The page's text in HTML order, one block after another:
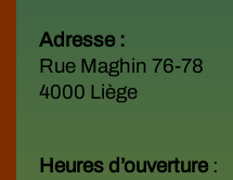
Adresse :
Rue Maghin 76-78
4000 Liège
Heures d’ouverture: